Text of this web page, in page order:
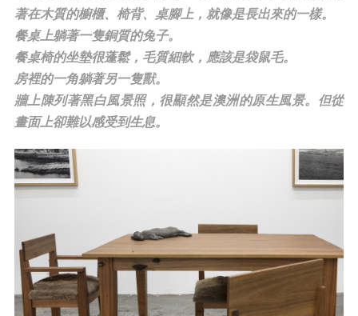
原住民族文化藝術補助成果專區
展演櫥窗
關於我們
著在木質的櫥櫃、椅背、桌腳上，就像是長出來的一樣。
餐桌上躺著一隻銅質的兔子。
餐桌椅的坐墊很蓬鬆，毛質細軟，應該是袋鼠毛。
房裡的一角躺著另一隻獸。
牆上陳列著黑白風景照，很顯然是澳洲的原生風景。但從
畫面上卻難以感受到生息。